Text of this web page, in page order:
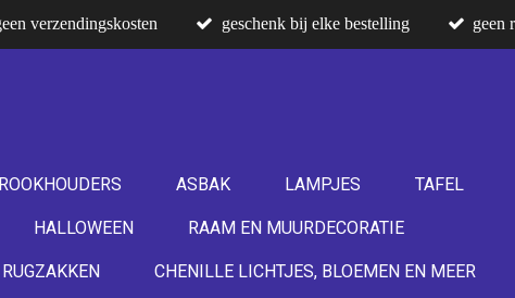
verzendingskosten geschenk bij elke bestelling geen
ASBAK LAMPJES TAFEL
HALLOWEEN RAAM EN MUURDECORATIE
CHENILLE LICHTJES, BLOEMEN EN MEER